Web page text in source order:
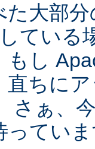
た大部
ている
し
直ちに
さぁ、
ってい